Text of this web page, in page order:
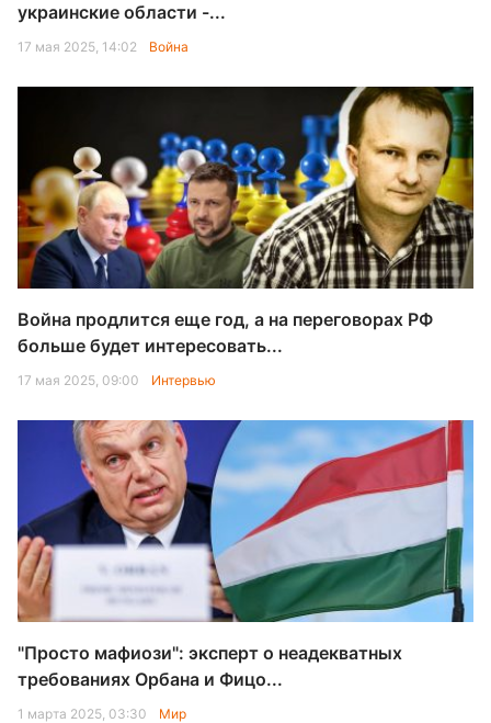
украинские области -...
17 мая 2025, 14:02 Война
Война продлится еще год, а на переговорах РФ
больше будет интересовать...
17 мая 2025, 09:00 Интервью
"Просто мафиози": эксперт о неадекватных
требованиях Орбана и Фицо...
1 марта 2025, 03:30 Мир